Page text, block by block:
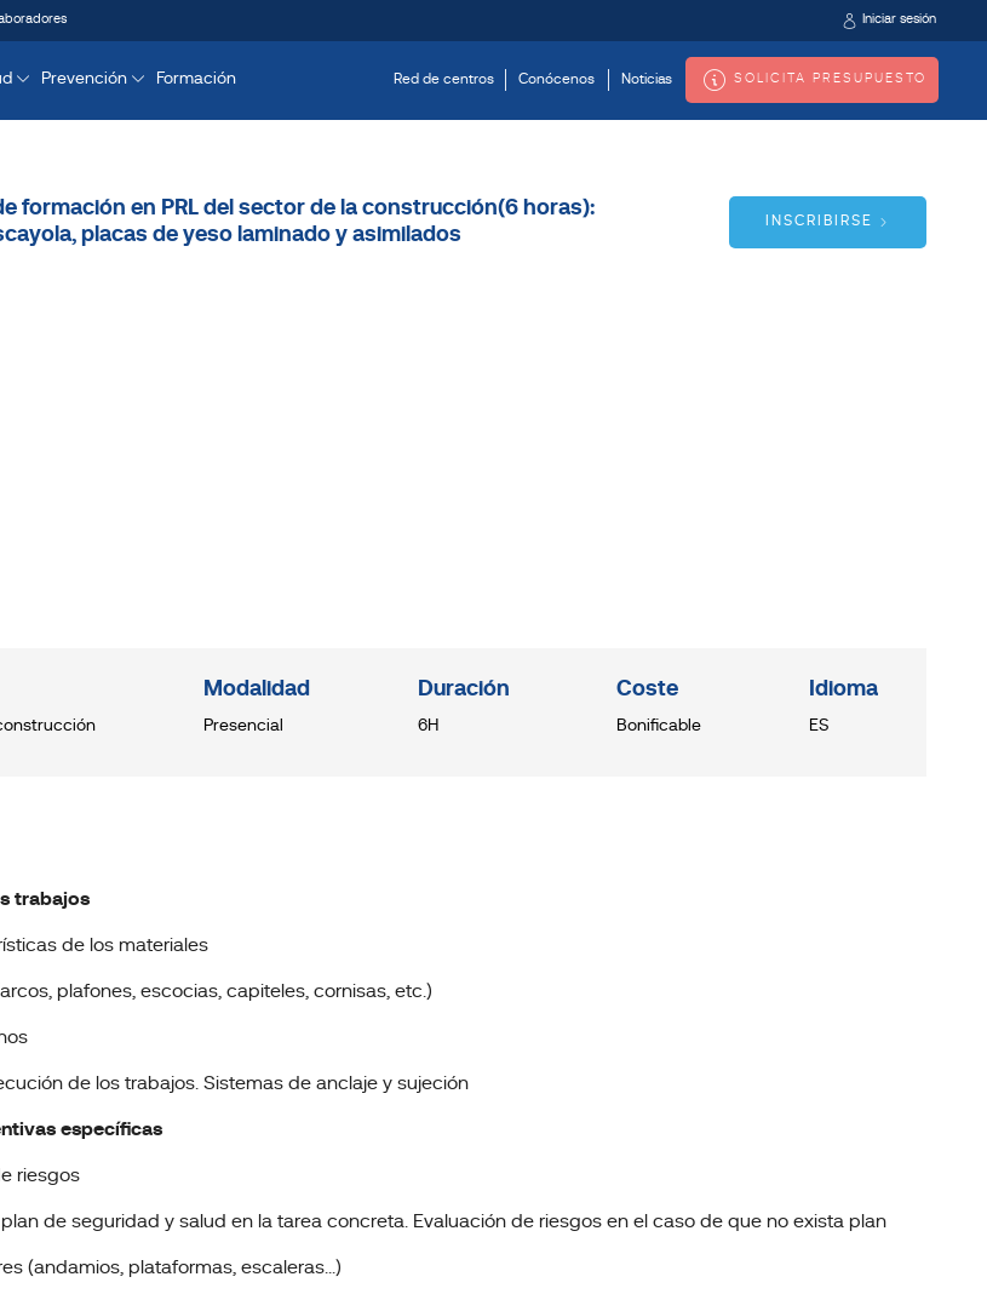
Iniciar sesión
Prevención Formación Red de centros Conócenos Noticias SOLICITA PRESUPUESTO
formación en PRL del sector de la construcción(6 horas):
placas de yeso laminado y asimilados
INSCRIBIRSE
Modalidad
Presencial
Duración
6H
Coste
Bonificable
Idioma
ES
trabajos
de los materiales
plafones, escocias, capiteles, cornisas, etc.)
de los trabajos. Sistemas de anclaje y sujeción
específicas
riesgos
de seguridad y salud en la tarea concreta. Evaluación de riesgos en el caso de que no exista plan
(andamios, plataformas, escaleras...)